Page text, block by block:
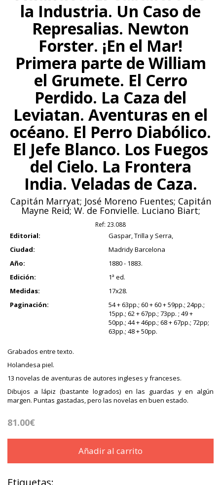
la Industria. Un Caso de
Represalias. Newton
Forster. ¡En el Mar!
Primera parte de William
el Grumete. El Cerro
Perdido. La Caza del
Leviatan. Aventuras en el
océano. El Perro Diabólico.
El Jefe Blanco. Los Fuegos
del Cielo. La Frontera
India. Veladas de Caza.
Capitán Marryat; José Moreno Fuentes; Capitán
Mayne Reid; W. de Fonvielle. Luciano Biart;
Ref: 23.088
Editorial:
Gaspar, Trilla y Serra,
Ciudad:
Madridy Barcelona
Año:
1880 - 1883.
Edición:
1ª ed.
Medidas:
17x28.
Paginación:
54 + 63pp.; 60 + 60 + 59pp.; 24pp.;
15pp.; 62 + 67pp.; 73pp. ; 49 +
50pp.; 44 + 46pp.; 68 + 67pp.; 72pp;
63pp.; 48 + 50pp.
Grabados entre texto.
Holandesa piel.
13 novelas de aventuras de autores ingleses y franceses.
Dibujos a lápiz (bastante logrados) en las guardas y en algún
margen. Puntas gastadas, pero las novelas en buen estado.
81.00€
Añadir al carrito
Etiquetas: